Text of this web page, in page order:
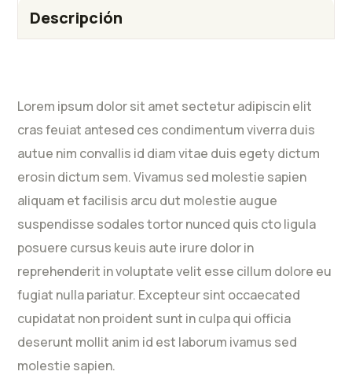
Descripción
Lorem ipsum dolor sit amet sectetur adipiscin elit
cras feuiat antesed ces condimentum viverra duis
autue nim convallis id diam vitae duis egety dictum
erosin dictum sem. Vivamus sed molestie sapien
aliquam et facilisis arcu dut molestie augue
suspendisse sodales tortor nunced quis cto ligula
posuere cursus keuis aute irure dolor in
reprehenderit in voluptate velit esse cillum dolore eu
fugiat nulla pariatur. Excepteur sint occaecated
cupidatat non proident sunt in culpa qui officia
deserunt mollit anim id est laborum ivamus sed
molestie sapien.